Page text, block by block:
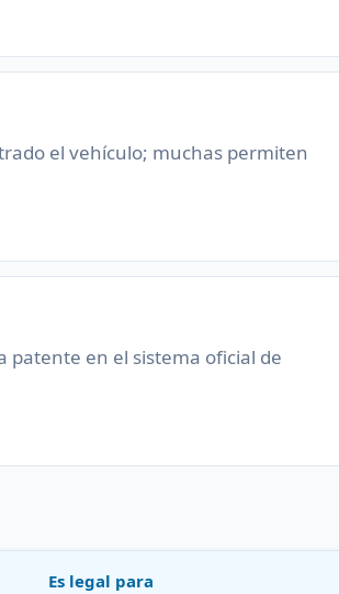
el vehículo; muchas permiten
patente en el sistema oficial de
Es legal para